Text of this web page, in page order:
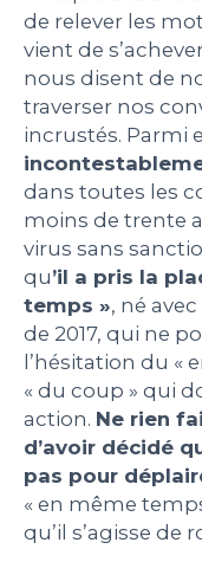
PEOPLE
LE
CONTACT
Mentions
Politique de
personnelles
Plan du site
de relever les
vient de
nous disent de
traverser nos
incrustés. Parmi
dans toutes les
moins de trente
virus sans
qu’il a pris la
temps », né
de 2017, qui ne
l’hésitation du «
« du coup » qui
action. Ne rien
d’avoir décidé
pas pour
« en même
qu’il s’agisse de